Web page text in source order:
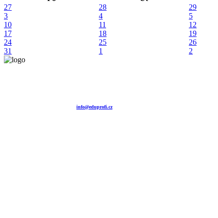
27
28 29
3
4 5
10
11 12
17
18 19
24
25 26
31
1 2
info@eduprofi.cz